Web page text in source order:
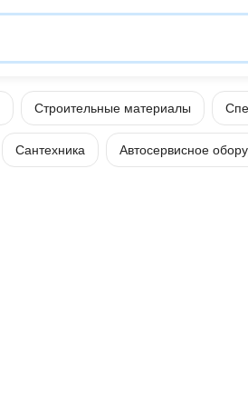
Строительные материалы
Сантехника Автосервисное